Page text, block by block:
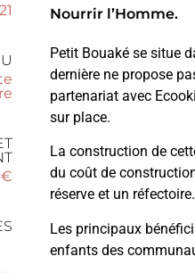
Nourrir l’Homme.
Petit Bouaké se situe
dernière ne propose
partenariat avec
sur place.
La construction de
du coût de
réserve et un
Les principaux
enfants des